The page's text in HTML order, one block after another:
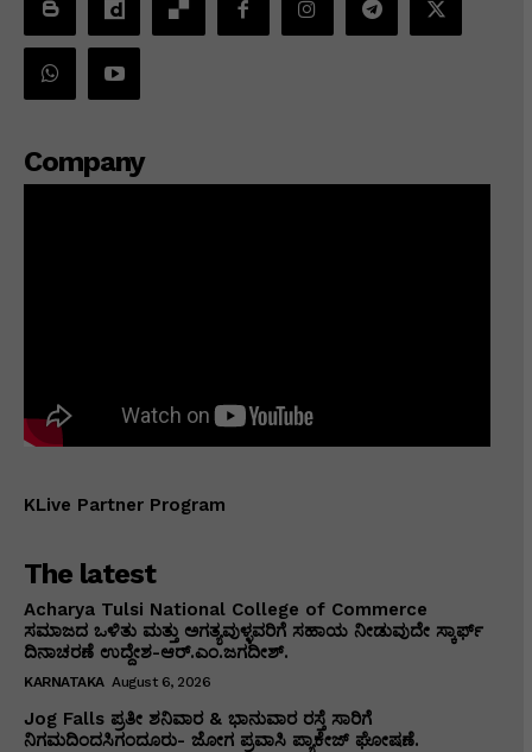
Company
KLive Partner Program
The latest
Acharya Tulsi National College of Commerce
ಸಮಾಜದ ಒಳಿತು ಮತ್ತು ಅಗತ್ಯವುಳ್ಳವರಿಗೆ ಸಹಾಯ ನೀಡುವುದೇ ಸ್ಕಾರ್ಫ್
ದಿನಾಚರಣೆ ಉದ್ದೇಶ-ಆರ್.ಎಂ.ಜಗದೀಶ್.
KARNATAKA August 6, 2026
Jog Falls ಪ್ರತೀ ಶನಿವಾರ & ಭಾನುವಾರ ರಸ್ತೆ ಸಾರಿಗೆ
ನಿಗಮದಿಂದಸಿಗಂದೂರು- ಜೋಗ ಪ್ರವಾಸಿ ಪ್ಯಾಕೇಜ್ ಘೋಷಣೆ.